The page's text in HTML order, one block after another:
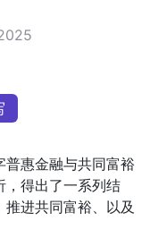
普惠金融与共同富裕
，得出了一系列结
进共同富裕、以及